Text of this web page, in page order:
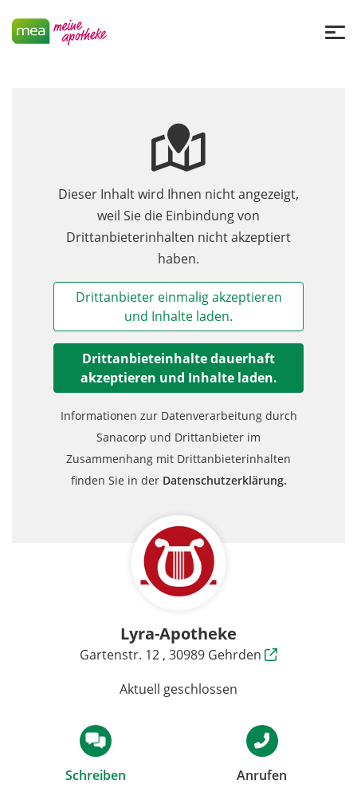
Dieser Inhalt wird Ihnen nicht angezeigt,
weil Sie die Einbindung von
Drittanbieterinhalten nicht akzeptiert
haben.
Drittanbieter einmalig akzeptieren
und Inhalte laden.
Drittanbieteinhalte dauerhaft
akzeptieren und Inhalte laden.
Informationen zur Datenverarbeitung durch
Sanacorp und Drittanbieter im
Zusammenhang mit Drittanbieterinhalten
finden Sie in der Datenschutzerklärung.
Lyra-Apotheke
Gartenstr. 12 , 30989 Gehrden
Aktuell geschlossen
Schreiben Anrufen